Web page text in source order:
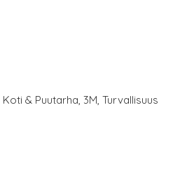
Koti & Puutarha, 3M, Turvallisuus